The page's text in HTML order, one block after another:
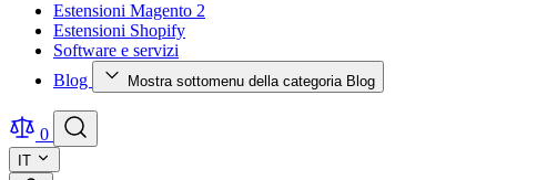
Estensioni Magento 2
Estensioni Shopify
Software e servizi
Blog
Mostra sottomenu della categoria Blog
0
IT